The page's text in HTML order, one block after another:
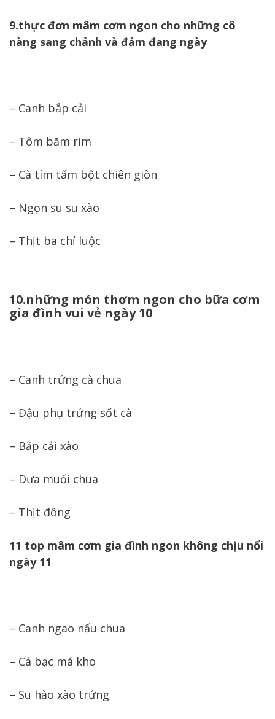
9.thực đơn mâm cơm ngon cho những cô
nàng sang chảnh và đảm đang ngày
– Canh bắp cải
– Tôm băm rim
– Cà tím tẩm bột chiên giòn
– Ngọn su su xào
– Thịt ba chỉ luộc
10.những món thơm ngon cho bữa cơm
gia đình vui vẻ ngày 10
– Canh trứng cà chua
– Đậu phụ trứng sốt cà
– Bắp cải xào
– Dưa muối chua
– Thịt đông
11 top mâm cơm gia đình ngon không chịu nổi
ngày 11
– Canh ngao nấu chua
– Cá bạc má kho
– Su hào xào trứng